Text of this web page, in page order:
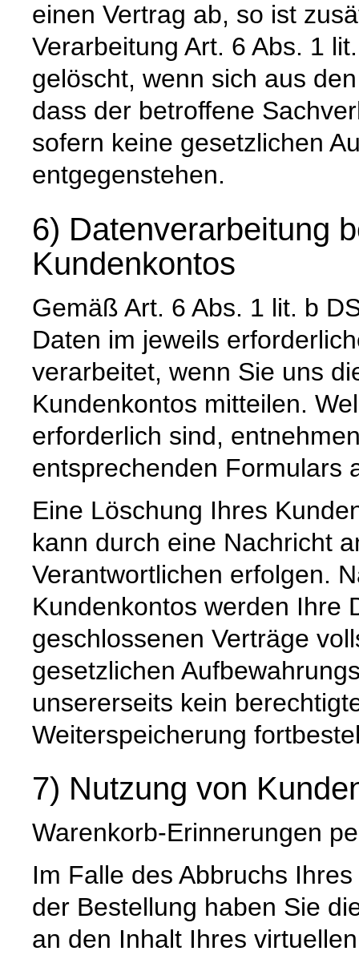
einen Vertrag ab, so ist
Verarbeitung Art. 6 Abs. 1
gelöscht, wenn sich aus
dass der betroffene
sofern keine gesetzlichen
entgegenstehen.
6) Datenverarbeitung
Kundenkontos
Gemäß Art. 6 Abs. 1 lit. b
Daten im jeweils
verarbeitet, wenn Sie uns
Kundenkontos mitteilen.
erforderlich sind,
entsprechenden Formulars
Eine Löschung Ihres
kann durch eine Nachricht
Verantwortlichen erfolgen.
Kundenkontos werden Ihre
geschlossenen Verträge
gesetzlichen
unsererseits kein
Weiterspeicherung
7) Nutzung von
Warenkorb-Erinnerungen
Im Falle des Abbruchs
der Bestellung haben Sie
an den Inhalt Ihres